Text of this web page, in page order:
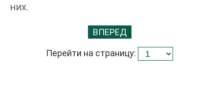
них.
ВПЕРЕД
Перейти на страницу: